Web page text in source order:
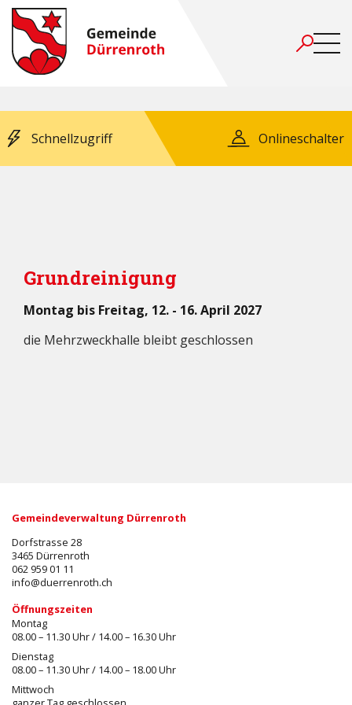
Schnellzugriff Onlineschalter
Grundreinigung
Montag bis Freitag, 12. - 16. April 2027
die Mehrzweckhalle bleibt geschlossen
Gemeindeverwaltung Dürrenroth
Dorfstrasse 28
3465 Dürrenroth
062 959 01 11
info@duerrenroth.ch
Öffnungszeiten
Montag
08.00 – 11.30 Uhr / 14.00 – 16.30 Uhr
Dienstag
08.00 – 11.30 Uhr / 14.00 – 18.00 Uhr
Mittwoch